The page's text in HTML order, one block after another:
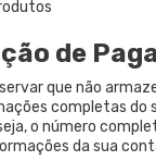
de
que não
completas do
o número
da sua